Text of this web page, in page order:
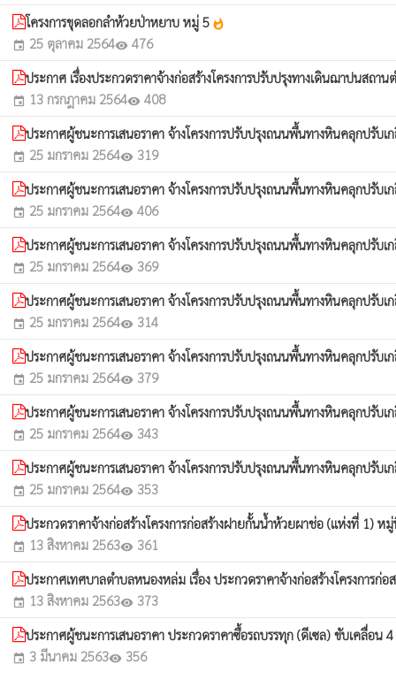
โครงการขุดลอกลำห้วยป่าหยาบ หมู่ 5 whatshot
event 25 ตุลาคม 2564visibility 476
ประกาศ เรื่องประกวดราคาจ้างก่อสร้างโครงการปรับปรุงทางเดินฌาปนส
event 13 กรกฎาคม 2564visibility 408
ประกาศผู้ชนะการเสนอราคา จ้างโครงการปรับปรุงถนนพื้นทางหินคลุกปรับ
event 25 มกราคม 2564visibility 319
ประกาศผู้ชนะการเสนอราคา จ้างโครงการปรับปรุงถนนพื้นทางหินคลุกปรับ
event 25 มกราคม 2564visibility 406
ประกาศผู้ชนะการเสนอราคา จ้างโครงการปรับปรุงถนนพื้นทางหินคลุกปรับ
event 25 มกราคม 2564visibility 369
ประกาศผู้ชนะการเสนอราคา จ้างโครงการปรับปรุงถนนพื้นทางหินคลุกปรับ
event 25 มกราคม 2564visibility 314
ประกาศผู้ชนะการเสนอราคา จ้างโครงการปรับปรุงถนนพื้นทางหินคลุกปรับ
event 25 มกราคม 2564visibility 379
ประกาศผู้ชนะการเสนอราคา จ้างโครงการปรับปรุงถนนพื้นทางหินคลุกปรับ
event 25 มกราคม 2564visibility 343
ประกาศผู้ชนะการเสนอราคา จ้างโครงการปรับปรุงถนนพื้นทางหินคลุกปรับ
event 25 มกราคม 2564visibility 353
ประกวดราคาจ้างก่อสร้างโครงการก่อสร้างฝายกั้นน้ำห้วยผาช่อ (แห่งที่
event 13 สิงหาคม 2563visibility 361
ประกาศเทศบาลตำบลหนองหล่ม เรื่อง ประกวดราคาจ้างก่อสร้างโครงก
event 13 สิงหาคม 2563visibility 373
ประกาศผู้ชนะการเสนอราคา ประกวดราคาซื้อรถบรรทุก (ดีเซล) ขับเคลื่อ
event 3 มีนาคม 2563visibility 356